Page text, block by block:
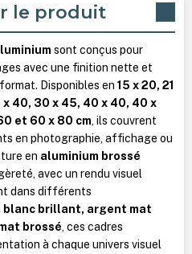
le produit
sont conçus pour
avec une finition nette et
Disponibles en 15 x 20, 21
40, 30 x 45, 40 x 40, 40 x
et 60 x 80 cm, ils couvrent
en photographie, affichage ou
en aluminium brossé
avec un rendu visuel
dans différents
blanc brillant, argent mat
brossé, ces cadres
à chaque univers visuel